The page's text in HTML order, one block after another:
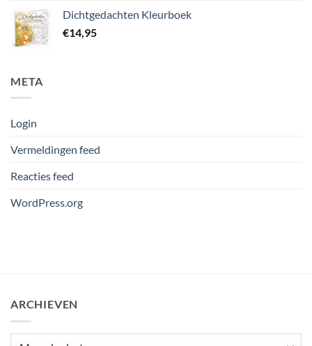
Dichtgedachten Kleurboek
€14,95
META
Login
Vermeldingen feed
Reacties feed
WordPress.org
ARCHIEVEN